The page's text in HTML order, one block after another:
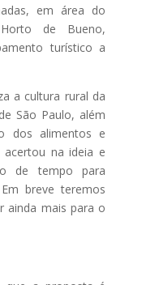
em área do
de Bueno,
turístico a
a cultura rural da
São Paulo, além
dos alimentos e
acertou na ideia e
de tempo para
breve teremos
ainda mais para o